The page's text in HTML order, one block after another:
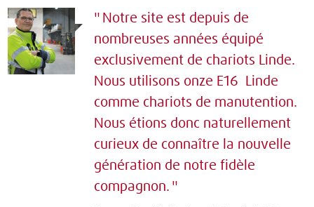
Notre site est depuis de
nombreuses années équipé
exclusivement de chariots Linde.
Nous utilisons onze E16 Linde
comme chariots de manutention.
Nous étions donc naturellement
curieux de connaître la nouvelle
génération de notre fidèle
compagnon.